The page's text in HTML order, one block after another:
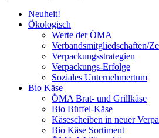
Neuheit!
Ökologisch
Werte der ÖMA
Verbandsmitgliedschaften/
Verpackungsstrategien
Verpackungs-Erfolge
Soziales Unternehmertum
Bio Käse
ÖMA Brat- und Grillkäse
Bio Büffel-Käse
Käsescheiben in neuer
Bio Käse Sortiment